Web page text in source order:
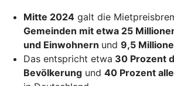
Mitte 2024 galt die
Gemeinden mit etwa 25
und Einwohnern und 9,5
Das entspricht etwa 30 Prozent
Bevölkerung und 40 Prozent